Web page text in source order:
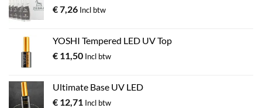
€7,26 Incl btw
YOSHI Tempered LED UV Top
€ 11,50 Incl btw
Ultimate Base UV LED
€ 12,71 Incl btw